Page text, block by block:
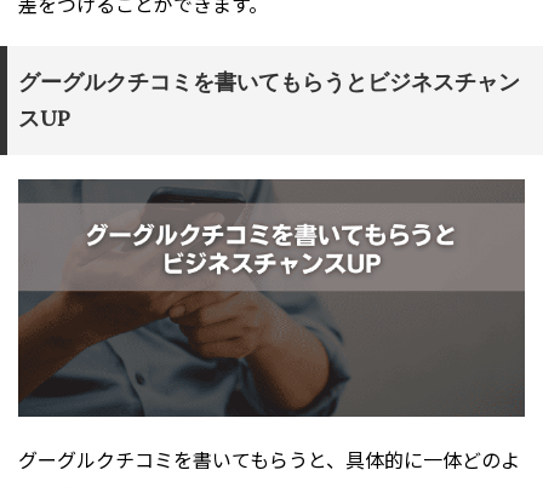
グーグルクチコミを書いてもらうとビジネスチャン
スUP
グーグルクチコミを書いてもらうと、具体的に一体どのよ